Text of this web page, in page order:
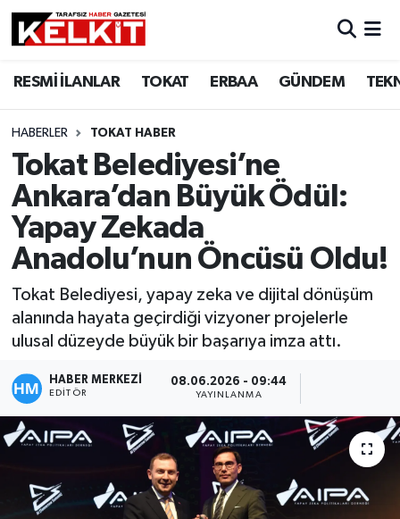
RESMİ İLANLAR TOKAT ERBAA GÜNDEM
HABERLER TOKAT HABER
Tokat Belediyesi’ne
Ankara’dan Büyük Ödül:
Yapay Zekada
Anadolu’nun Öncüsü Oldu!
Tokat Belediyesi, yapay zeka ve dijital dönüşüm
alanında hayata geçirdiği vizyoner projelerle
ulusal düzeyde büyük bir başarıya imza attı.
HABER MERKEZİ
EDITÖR
08.06.2026 - 09:44
YAYINLANMA